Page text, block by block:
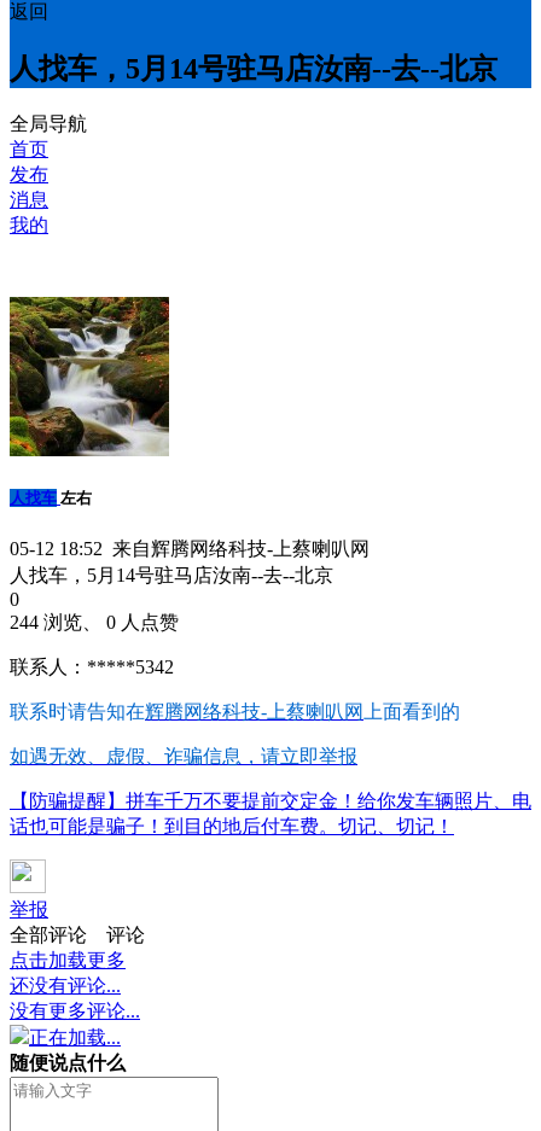
返回
人找车，5月14号驻马店汝南--去--北京
全局导航
首页
发布
消息
我的
人找车 左右
05-12 18:52 来自辉腾网络科技-上蔡喇叭网
人找车，5月14号驻马店汝南--去--北京
0
244 浏览、 0 人点赞
联系人：*****5342
联系时请告知在辉腾网络科技-上蔡喇叭网 上面看到的
如遇无效、虚假、诈骗信息，请立即举报
【防骗提醒】拼车千万不要提前交定金！给你发车辆照片、电
话也可能是骗子！到目的地后付车费。切记、切记！
举报
全部评论
评论
点击加载更多
还没有评论...
没有更多评论...
正在加载...
随便说点什么